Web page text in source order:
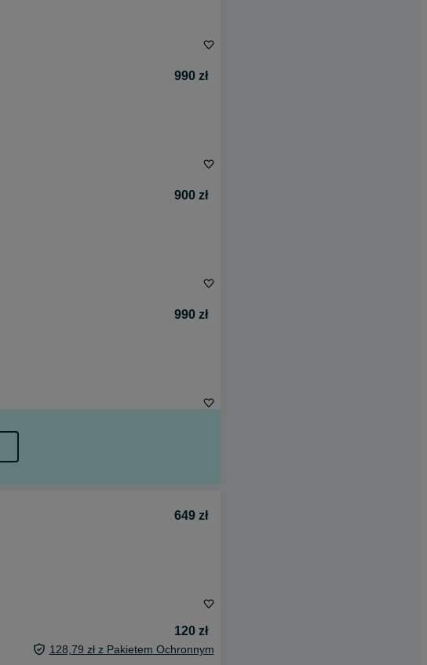
990 zł
900 zł
990 zł
649 zł
120 zł
128,79 zł z Pakietem Ochronnym